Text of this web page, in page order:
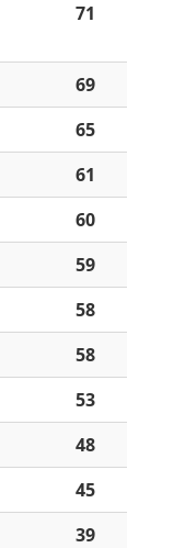
71
69
65
61
60
59
58
58
53
48
45
39